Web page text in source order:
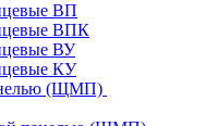
ВП
ВПК
ВУ
КУ
(ЩМП)